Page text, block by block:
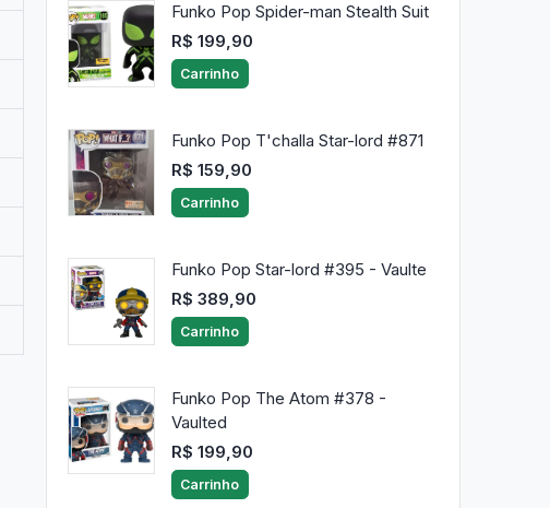
Funko Pop Spider-man Stealth Suit
R$ 199,90
Carrinho
Funko Pop T'challa Star-lord #871
R$ 159,90
Carrinho
Funko Pop Star-lord #395 - Vaulte
R$ 389,90
Carrinho
Funko Pop The Atom #378 -
Vaulted
R$ 199,90
Carrinho